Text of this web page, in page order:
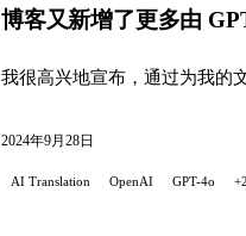
博客又新增了更多由
我很高兴地宣布，通过为我的
2024年9月28日
AI Translation OpenAI GPT-4o +2